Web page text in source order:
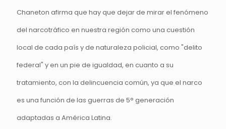
Chaneton afirma que hay que dejar de mirar el fenómeno
del narcotráfico en nuestra región como una cuestión
local de cada país y de naturaleza policial, como "delito
federal" y en un pie de igualdad, en cuanto a su
tratamiento, con la delincuencia común, ya que el narco
es una función de las guerras de 5° generación
adaptadas a América Latina.